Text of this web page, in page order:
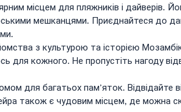
місцем для пляжників і дайверів.
мешканцями. Приєднайтеся до
з культурою та історією
для кожного. Не пропустіть нагоду
для багатьох пам’яток. Відвідайте
також є чудовим місцем, де можна